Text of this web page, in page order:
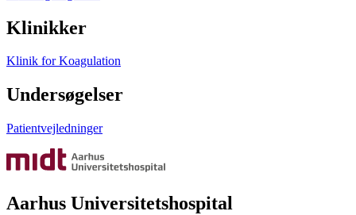
Klinikker
Klinik for Koagulation
Undersøgelser
Patientvejledninger
Aarhus Universitetshospital